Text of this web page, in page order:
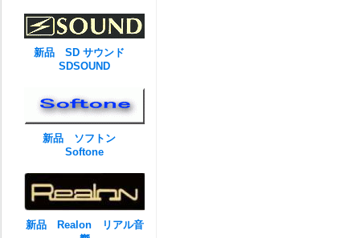
新品 SD サウンド
SDSOUND
新品 ソフトン
Softone
新品 Realon リアル音